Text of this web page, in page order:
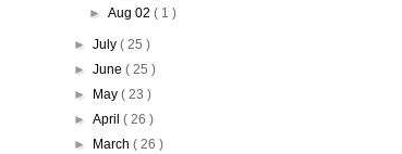
►Aug 02( 1 )
► July ( 25 )
► June ( 25 )
►
May ( 23 )
► April ( 26 )
►
March ( 26 )